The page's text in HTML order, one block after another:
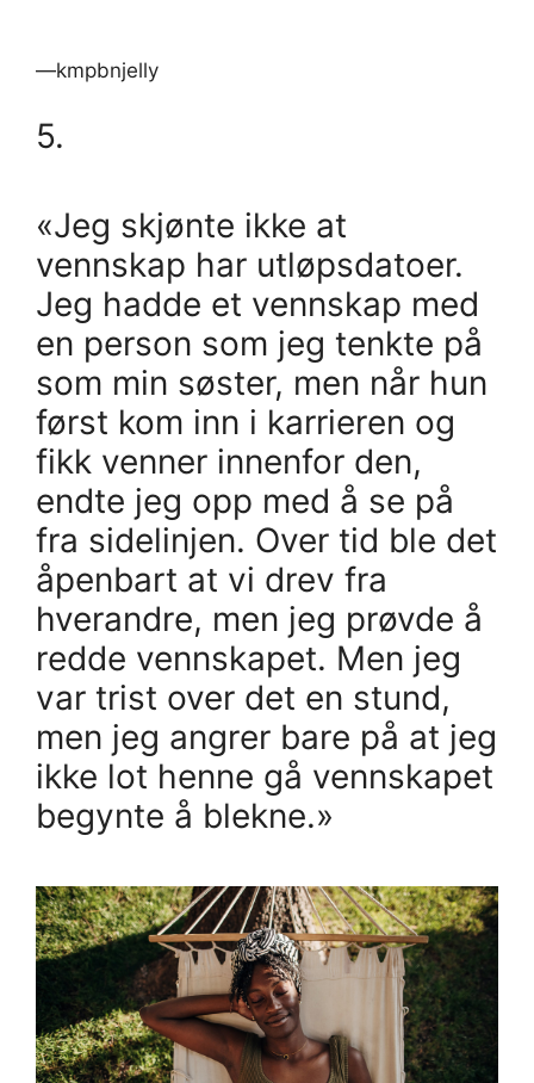
—kmpbnjelly
5.
«Jeg skjønte ikke at
vennskap har utløpsdatoer.
Jeg hadde et vennskap med
en person som jeg tenkte på
som min søster, men når hun
først kom inn i karrieren og
fikk venner innenfor den,
endte jeg opp med å se på
fra sidelinjen. Over tid ble det
åpenbart at vi drev fra
hverandre, men jeg prøvde å
redde vennskapet. Men jeg
var trist over det en stund,
men jeg angrer bare på at jeg
ikke lot henne gå vennskapet
begynte å blekne.»